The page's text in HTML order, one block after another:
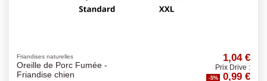
Friandises naturelles
Oreille de Porc Fumée -
Friandise chien
1,04 €
Prix Drive :
-5% 0,99 €